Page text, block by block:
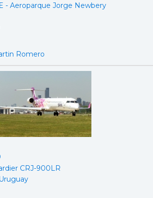
- Aeroparque Jorge Newbery
Romero
CRJ-900LR